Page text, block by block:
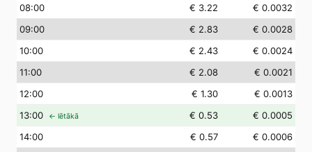
08:00 € 3.22
€ 0.0032
09:00 € 2.83
€ 0.0028
10:00 € 2.43
€ 0.0024
11:00 € 2.08
€ 0.0021
12:00 € 1.30
€ 0.0013
13:00 ← lētākā € 0.53
€ 0.0005
14:00 € 0.57
€ 0.0006